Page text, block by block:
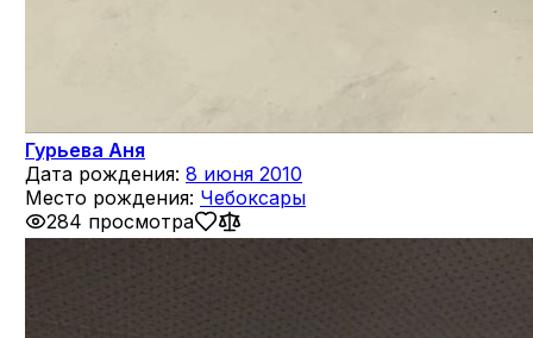
Гурьева Аня
Дата рождения: 8 июня 2010
Место рождения: Чебоксары
284 просмотра